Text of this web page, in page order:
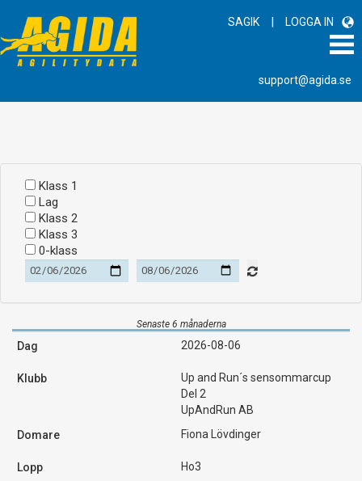
SAGIK | LOGGA IN
support@agida.se
Klass 1
Lag
Klass 2
Klass 3
0-klass
Senaste 6 månaderna
2026-08-06
Up and Run´s sensommarcup
Del 2
UpAndRun AB
Fiona Lövdinger
Ho3